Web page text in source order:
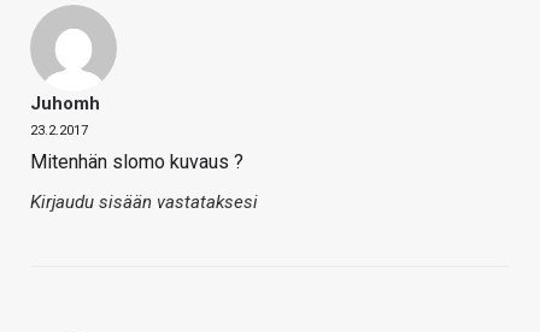
Juhomh
23.2.2017
Mitenhän slomo kuvaus ?
Kirjaudu sisään vastataksesi